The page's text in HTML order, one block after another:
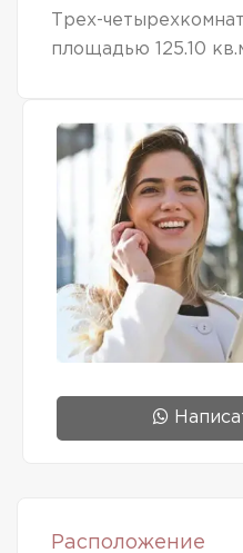
Трех-
площадью 125.10
Расположение